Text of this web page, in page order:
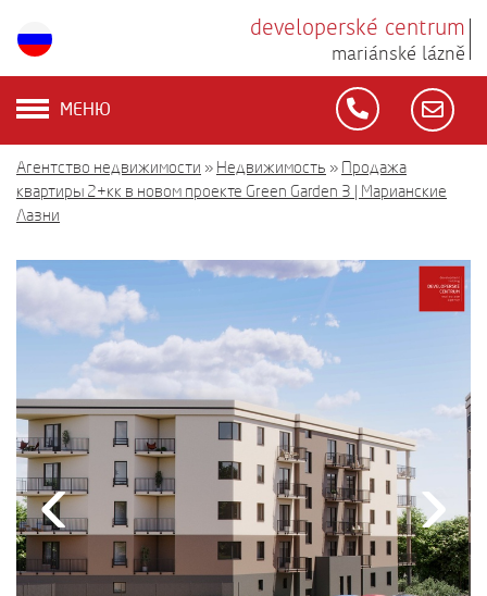
developerské centrum
mariánské lázně
МЕНЮ
Агентство недвижимости » Недвижимость » Продажа
квартиры 2+кк в новом проекте Green Garden 3 | Марианские
Лазни
‹ ›